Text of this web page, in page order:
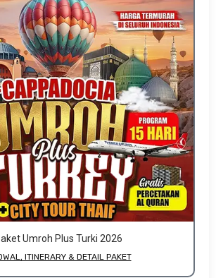
Umroh Plus Turki 2026
ITINERARY & DETAIL PAKET